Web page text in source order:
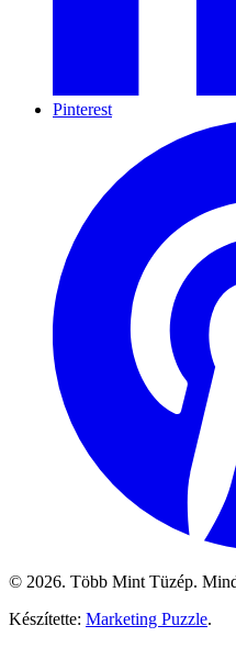
Pinterest
© 2026. Több Mint Tüzép.
Készítette: Marketing Puzzle.